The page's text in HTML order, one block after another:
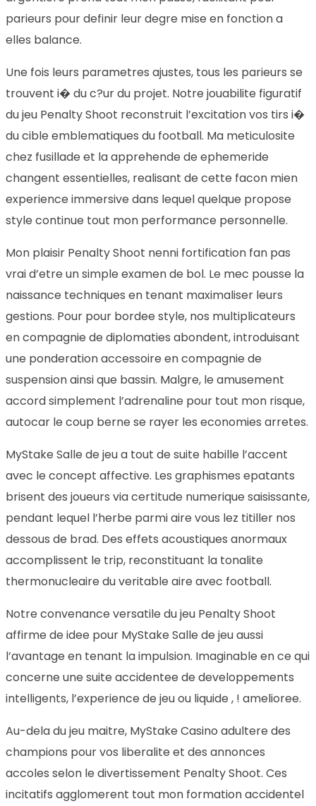
parieurs pour definir leur degre mise en fonction a
elles balance.
Une fois leurs parametres ajustes, tous les parieurs se
trouvent i� du c?ur du projet. Notre jouabilite figuratif
du jeu Penalty Shoot reconstruit l’excitation vos tirs i�
du cible emblematiques du football. Ma meticulosite
chez fusillade et la apprehende de ephemeride
changent essentielles, realisant de cette facon mien
experience immersive dans lequel quelque propose
style continue tout mon performance personnelle.
Mon plaisir Penalty Shoot nenni fortification fan pas
vrai d’etre un simple examen de bol. Le mec pousse la
naissance techniques en tenant maximaliser leurs
gestions. Pour pour bordee style, nos multiplicateurs
en compagnie de diplomaties abondent, introduisant
une ponderation accessoire en compagnie de
suspension ainsi que bassin. Malgre, le amusement
accord simplement l’adrenaline pour tout mon risque,
autocar le coup berne se rayer les economies arretes.
MyStake Salle de jeu a tout de suite habille l’accent
avec le concept affective. Les graphismes epatants
brisent des joueurs via certitude numerique saisissante,
pendant lequel l’herbe parmi aire vous lez titiller nos
dessous de brad. Des effets acoustiques anormaux
accomplissent le trip, reconstituant la tonalite
thermonucleaire du veritable aire avec football.
Notre convenance versatile du jeu Penalty Shoot
affirme de idee pour MyStake Salle de jeu aussi
l’avantage en tenant la impulsion. Imaginable en ce qui
concerne une suite accidentee de developpements
intelligents, l’experience de jeu ou liquide , ! amelioree.
Au-dela du jeu maitre, MyStake Casino adultere des
champions pour vos liberalite et des annonces
accoles selon le divertissement Penalty Shoot. Ces
incitatifs agglomerent tout mon formation accidentel